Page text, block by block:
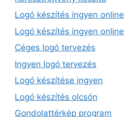
Logó készítés ingyen online
Logó készítés ingyen online
Céges logó tervezés
Ingyen logó tervezés
Logó készítése ingyen
Logó készítés olcsón
Gondolattérkép program